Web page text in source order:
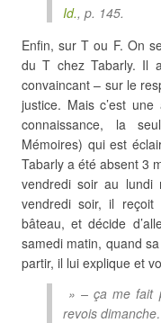
Id., p. 145.
Enfin, sur T ou F. On
du T chez Tabarly. Il
convaincant – sur le
justice. Mais c’est
connaissance, la
Mémoires) qui est
Tabarly a été absent 3
vendredi soir au
vendredi soir, il
bâteau, et décide
samedi matin, quand
partir, il lui explique et
» – ça me fait
revois